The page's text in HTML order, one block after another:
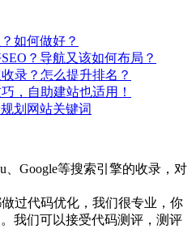
如何做好？
？导航又该如何布局？
录？怎么提升排名？
，自助建站也适用！
划网站关键词
、Google等搜索引擎的收录，对
过代码优化，我们很专业，你
我们可以接受代码测评，测评